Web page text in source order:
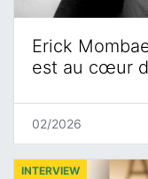
Erick
est au cœur
02/2026
INTERVIEW